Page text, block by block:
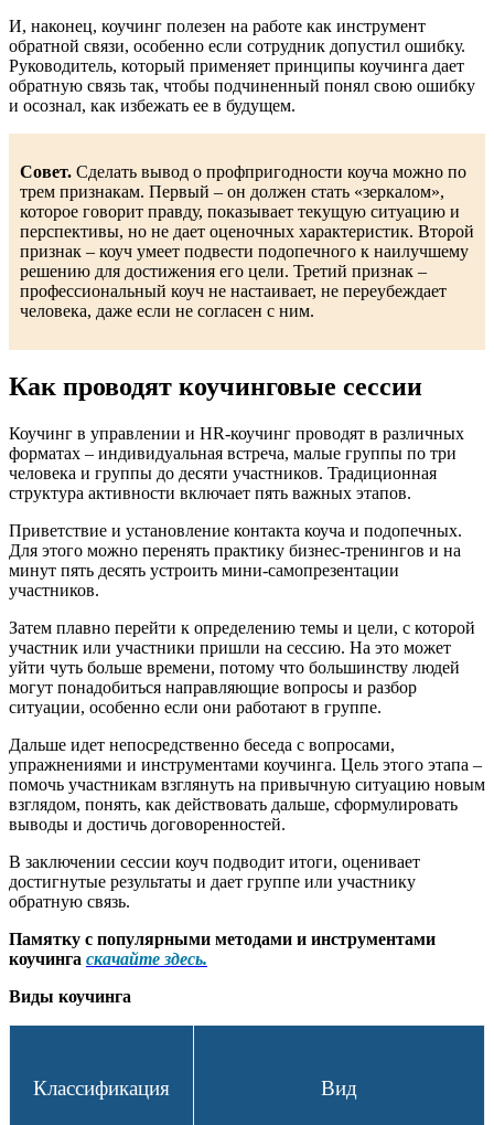
И, наконец, коучинг полезен на работе как инструмент
обратной связи, особенно если сотрудник допустил ошибку.
Руководитель, который применяет принципы коучинга дает
обратную связь так, чтобы подчиненный понял свою ошибку
и осознал, как избежать ее в будущем.
Совет. Сделать вывод о профпригодности коуча можно по
трем признакам. Первый – он должен стать «зеркалом»,
которое говорит правду, показывает текущую ситуацию и
перспективы, но не дает оценочных характеристик. Второй
признак – коуч умеет подвести подопечного к наилучшему
решению для достижения его цели. Третий признак –
профессиональный коуч не настаивает, не переубеждает
человека, даже если не согласен с ним.
Как проводят коучинговые сессии
Коучинг в управлении и HR-коучинг проводят в различных
форматах – индивидуальная встреча, малые группы по три
человека и группы до десяти участников. Традиционная
структура активности включает пять важных этапов.
Приветствие и установление контакта коуча и подопечных.
Для этого можно перенять практику бизнес-тренингов и на
минут пять десять устроить мини-самопрезентации
участников.
Затем плавно перейти к определению темы и цели, с которой
участник или участники пришли на сессию. На это может
уйти чуть больше времени, потому что большинству людей
могут понадобиться направляющие вопросы и разбор
ситуации, особенно если они работают в группе.
Дальше идет непосредственно беседа с вопросами,
упражнениями и инструментами коучинга. Цель этого этапа –
помочь участникам взглянуть на привычную ситуацию новым
взглядом, понять, как действовать дальше, сформулировать
выводы и достичь договоренностей.
В заключении сессии коуч подводит итоги, оценивает
достигнутые результаты и дает группе или участнику
обратную связь.
Памятку с популярными методами и инструментами
коучинга скачайте здесь.
Виды коучинга
Классификация Вид